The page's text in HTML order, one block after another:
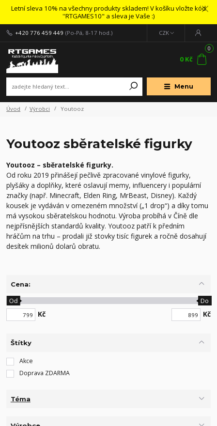
Letní sleva 10% na všechny produkty skladem! V košíku vložte kód
''RTGAMES10" a sleva je Vaše :)
Menu
CZK
+420 776 459 449 (Po-Pá, 8-17 hod.)
0
0 Kč
Úvod Výrobci Youtooz
Youtooz sběratelské figurky
Youtooz – sběratelské figurky.
Od roku 2019 přinášejí pečlivě zpracované vinylové figurky,
plyšáky a doplňky, které oslavují memy, influencery i populární
značky (např. Minecraft, Elden Ring, MrBeast, Disney). Každý
kousek je vydáván v omezeném množství („1 drop“) a díky tomu
má vysokou sběratelskou hodnotu. Výroba probíhá v Číně dle
nejpřísnějších standardů kvality. Youtooz patří k předním
hráčům na trhu – prodali již stovky tisíc figurek a ročně dosahují
desítek milionů dolarů obratu.
Cena:
Kč
Od Do
Kč
Štítky
Akce
Doprava ZDARMA
Téma